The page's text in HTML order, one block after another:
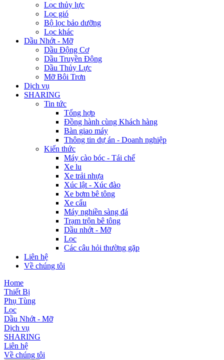
Lọc thủy lực
Lọc gió
Bộ lọc bảo dưỡng
Lọc khác
Dầu Nhớt - Mỡ
Dầu Động Cơ
Dầu Truyền Động
Dầu Thủy Lực
Mỡ Bôi Trơn
Dịch vụ
SHARING
Tin tức
Tổng hợp
Đồng hành cùng Khách hàng
Bàn giao máy
Thông tin dự án - Doanh nghiệp
Kiến thức
Máy cào bóc - Tái chế
Xe lu
Xe trải nhựa
Xúc lật - Xúc đào
Xe bơm bê tông
Xe cẩu
Máy nghiền sàng đá
Trạm trộn bê tông
Dầu nhớt - Mỡ
Lọc
Các câu hỏi thường gặp
Liên hệ
Về chúng tôi
Home
Thiết Bị
Phụ Tùng
Lọc
Dầu Nhớt - Mỡ
Dịch vụ
SHARING
Liên hệ
Về chúng tôi